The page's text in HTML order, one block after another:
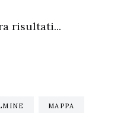
risultati...
MAPPA